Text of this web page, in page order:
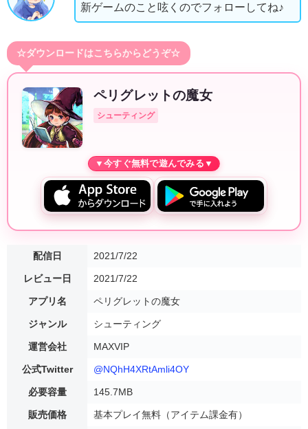
新ゲームのこと呟くのでフォローしてね♪
☆ダウンロードはこちらからどうぞ☆
ペリグレットの魔女
シューティング
配信日 2021/7/22
レビュー日 2021/7/22
アプリ名 ペリグレットの魔女
ジャンル シューティング
運営会社 MAXVIP
公式Twitter @NQhH4XRtAmli4OY
必要容量 145.7MB
販売価格 基本プレイ無料（アイテム課金有）